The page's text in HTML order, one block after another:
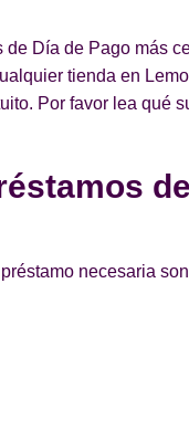
Día de Pago más
tienda en
Por favor lea qué
necesaria